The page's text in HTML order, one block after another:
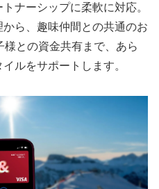
ナーシップに柔軟に対応。
ら、趣味仲間との共通のお
との資金共有まで、あら
ルをサポートします。